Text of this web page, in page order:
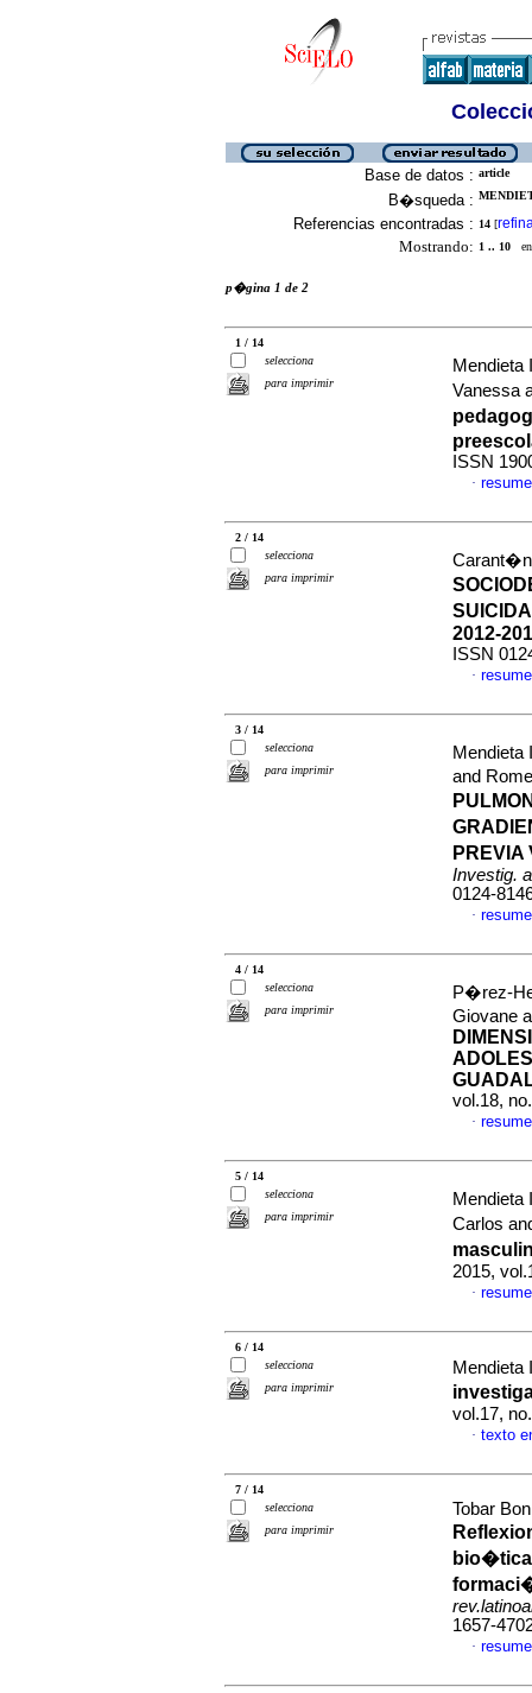
Base de datos : article
B�squeda :
Referencias encontradas : 14 [
Mostrando: 1 .. 10 en
p�gina 1 de 2
1 / 14
selecciona
para imprimir
Vanessa
ISSN
·
2 / 14
selecciona
para imprimir
2012-
ISSN
·
3 / 14
selecciona
para imprimir
and
Investig.
0124-
·
4 / 14
selecciona
para imprimir
P�rez-
Giovane
vol.18,
·
5 / 14
selecciona
para imprimir
Carlos
2015,
·
6 / 14
selecciona
para imprimir
Mendieta
vol.17,
· texto
7 / 14
selecciona
para imprimir
Tobar
bio�tica
1657-
·